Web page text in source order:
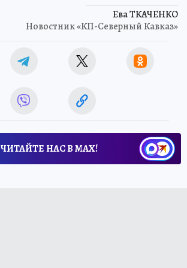
Ева ТКАЧЕНКО
Новостник «КП-Северный Кавказ»
ЧИТАЙТЕ НАС В МАХ!